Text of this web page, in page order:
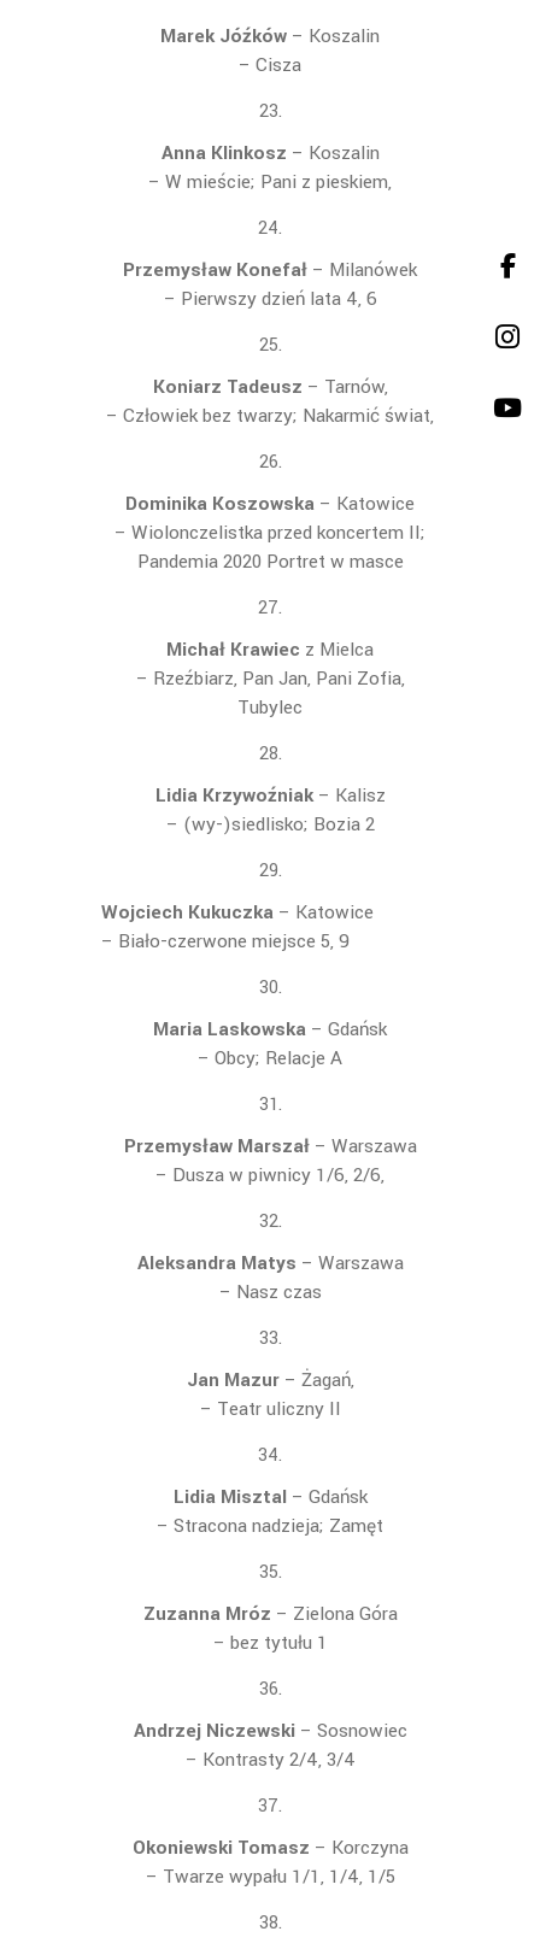
Marek Jóźków – Koszalin
– Cisza
Anna Klinkosz – Koszalin
– W mieście; Pani z pieskiem,
Przemysław Konefał – Milanówek
– Pierwszy dzień lata 4, 6
Koniarz Tadeusz – Tarnów,
– Człowiek bez twarzy; Nakarmić świat,
Dominika Koszowska – Katowice
– Wiolonczelistka przed koncertem II;
Pandemia 2020 Portret w masce
Michał Krawiec z Mielca
– Rzeźbiarz, Pan Jan, Pani Zofia,
Tubylec
Lidia Krzywoźniak– Kalisz
– (wy-)siedlisko; Bozia 2
Wojciech Kukuczka – Katowice
– Biało-czerwone miejsce 5, 9
Maria Laskowska – Gdańsk
– Obcy; Relacje A
Przemysław Marszał– Warszawa
– Dusza w piwnicy 1/6, 2/6,
Aleksandra Matys – Warszawa
– Nasz czas
Jan Mazur– Żagań,
– Teatr uliczny II
Lidia Misztal– Gdańsk
– Stracona nadzieja; Zamęt
Zuzanna Mróz – Zielona Góra
– bez tytułu 1
Andrzej Niczewski– Sosnowiec
– Kontrasty 2/4, 3/4
Okoniewski Tomasz – Korczyna
– Twarze wypału 1/1, 1/4, 1/5